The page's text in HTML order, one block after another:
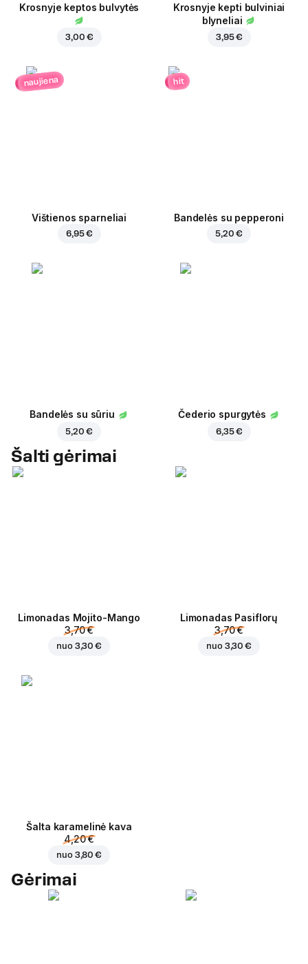
Krosnyje keptos bulvytės
3,00 €
Krosnyje kepti bulviniai
blyneliai
3,95 €
naujiena
Vištienos sparneliai
6,95 €
hit
Bandelės su pepperoni
5,20 €
Bandelės su sūriu
5,20 €
Čederio spurgytės
6,35 €
Šalti gėrimai
Limonadas Mojito-Mango
3,70 €
nuo 3,30 €
Limonadas Pasiflorų
3,70 €
nuo 3,30 €
Šalta karamelinė kava
4,20 €
nuo 3,80 €
Gėrimai